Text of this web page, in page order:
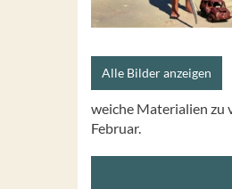
Alle Bilder anzeigen
weiche Materialien zu
Februar.